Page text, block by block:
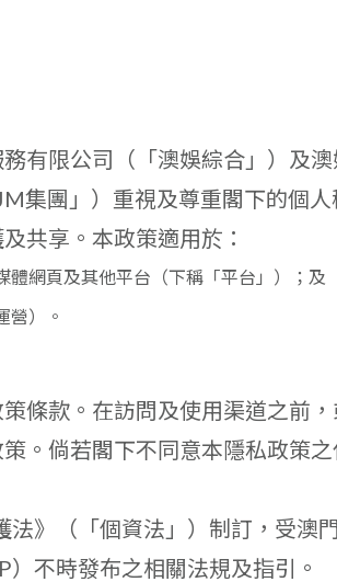
有限公司（「澳娛綜合」）及
集團」）重視及尊重閣下的個
共享。本政策適用於：
網頁及其他平台（下稱「平台」）；及
營）。
條款。在訪問及使用渠道之前
。倘若閣下不同意本隱私政策
》（「個資法」）制訂，受澳
不時發布之相關法規及指引。